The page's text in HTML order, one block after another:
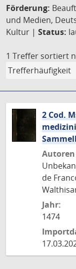
Förderung:
und Medien,
Kultur | Status:
1 Treffer sortiert
2 Cod.
Autoren
de
Jahr:
1474